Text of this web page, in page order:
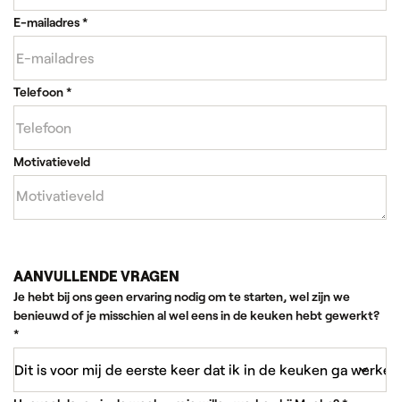
E-mailadres*
Telefoon*
Motivatieveld
AANVULLENDE VRAGEN
Je hebt bij ons geen ervaring nodig om te starten, wel zijn we
benieuwd of je misschien al wel eens in de keuken hebt gewerkt?
*